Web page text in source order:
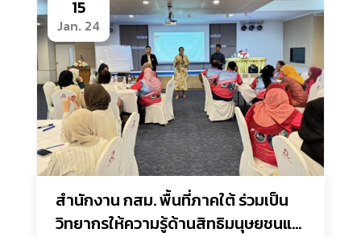
15
Jan. 24
สำนักงาน กสม. พื้นที่ภาคใต้ ร่วมเป็น
วิทยากรให้ความรู้ด้านสิทธิมนุษยชนแก่